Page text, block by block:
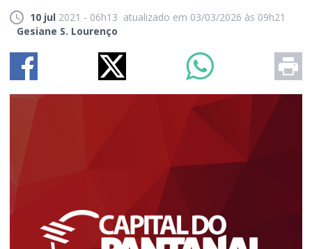
10 jul 2021 - 06h13 atualizado em 03/03/2026 às 09h21
Gesiane S. Lourenço